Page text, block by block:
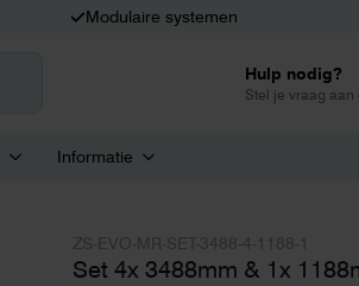
Modulaire systemen
Hulp nodig?
Stel je vraag aan
Informatie
Set 4x 3488mm & 1x